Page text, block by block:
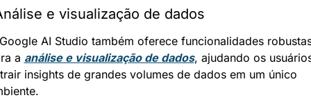
e visualização de dados
AI Studio também oferece funcionalidades
a análise e visualização de dados, ajudando os
insights de grandes volumes de dados em um único